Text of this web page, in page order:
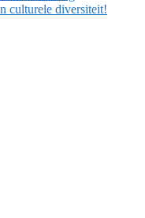
culturele diversiteit!